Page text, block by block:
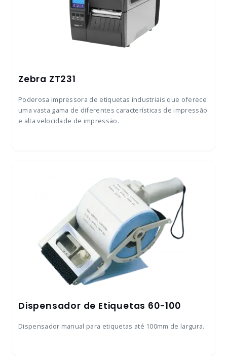
Zebra ZT231
Poderosa impressora de etiquetas industriais que oferece
uma vasta gama de diferentes características de impressão
e alta velocidade de impressão.
Dispensador de Etiquetas 60-100
Dispensador manual para etiquetas até 100mm de largura.